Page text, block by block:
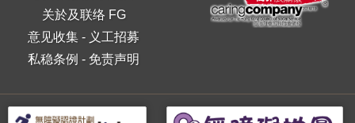
关於及联络 FG
意见收集 - 义工招募
私稳条例 - 免责声明